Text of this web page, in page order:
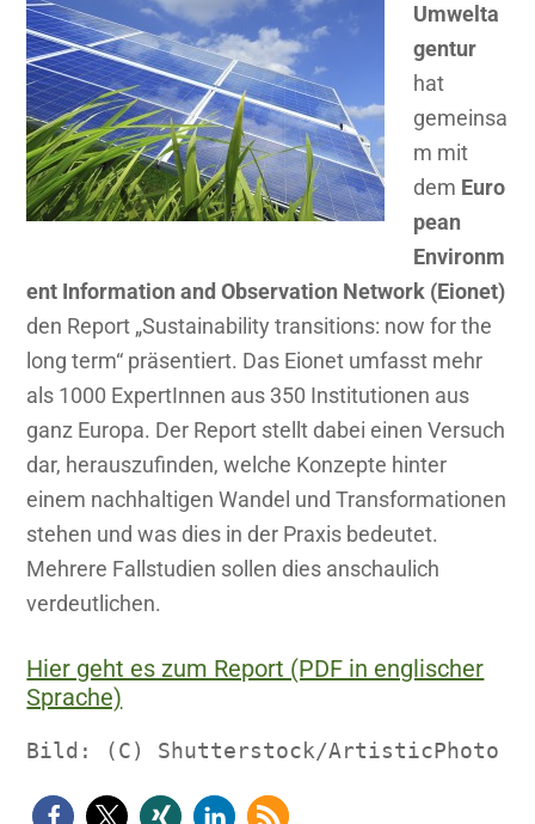
Umwelta
gentur
hat
gemeinsa
m mit
dem Euro
pean
Environm
ent Information and Observation Network (Eionet)
den Report „Sustainability transitions: now for the
long term“ präsentiert. Das Eionet umfasst mehr
als 1000 ExpertInnen aus 350 Institutionen aus
ganz Europa. Der Report stellt dabei einen Versuch
dar, herauszufinden, welche Konzepte hinter
einem nachhaltigen Wandel und Transformationen
stehen und was dies in der Praxis bedeutet.
Mehrere Fallstudien sollen dies anschaulich
verdeutlichen.
Hier geht es zum Report (PDF in englischer
Sprache)
Bild: (C) Shutterstock/ArtisticPhoto